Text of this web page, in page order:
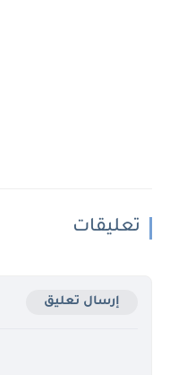
تعليقات
إرسال تعليق